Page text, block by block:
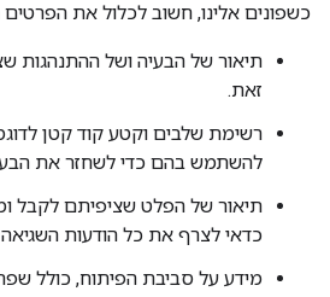
כשפונים אלינו, חשוב לכלול את
תיאור של הבעיה ושל ההתנהגות
זאת.
רשימת שלבים וקטע קוד קטן
להשתמש בהם כדי לשחזר את
תיאור של הפלט שציפיתם לקבל
כדאי לצרף את כל הודעות
מידע על סביבת הפיתוח, כולל